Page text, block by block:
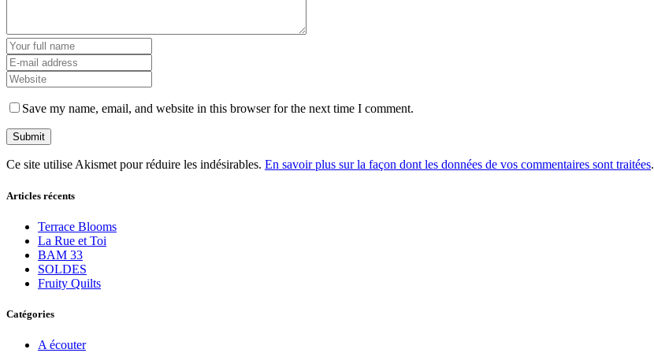
Save my name, email, and website in this browser for the next time I comment.
Ce site utilise Akismet pour réduire les indésirables. En savoir plus sur la façon dont les données de vos commentaires sont traitées.
Articles récents
Terrace Blooms
La Rue et Toi
BAM 33
SOLDES
Fruity Quilts
Catégories
A écouter